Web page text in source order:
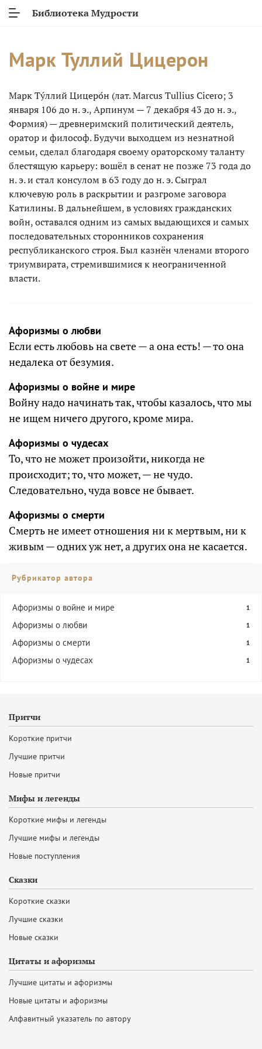
Библиотека Мудрости
Марк Туллий Цицерон
Марк Ту́ллий Цицеро́н (лат. Marcus Tullius Cicero; 3
января 106 до н. э., Арпинум — 7 декабря 43 до н. э.,
Формия) — древнеримский политический деятель,
оратор и философ. Будучи выходцем из незнатной
семьи, сделал благодаря своему ораторскому таланту
блестящую карьеру: вошёл в сенат не позже 73 года до
н. э. и стал консулом в 63 году до н. э. Сыграл
ключевую роль в раскрытии и разгроме заговора
Катилины. В дальнейшем, в условиях гражданских
войн, оставался одним из самых выдающихся и самых
последовательных сторонников сохранения
республиканского строя. Был казнён членами второго
триумвирата, стремившимися к неограниченной
власти.
Афоризмы о любви
Если есть любовь на свете — а она есть! — то она
недалека от безумия.
Афоризмы о войне и мире
Войнy надо начинать так, чтобы казалось, что мы
не ищем ничего другого, кроме мира.
Афоризмы о чудесах
То, что не может произойти, никогда не
происходит; то, что может, — не чудо.
Следовательно, чуда вовсе не бывает.
Афоризмы о смерти
Смерть не имеет отношения ни к мертвым, ни к
живым — одних уж нет, а других она не касается.
Рубрикатор автора
Афоризмы о войне и мире 1
Афоризмы о любви 1
Афоризмы о смерти 1
Афоризмы о чудесах 1
Притчи
Короткие притчи
Лучшие притчи
Новые притчи
Мифы и легенды
Короткие мифы и легенды
Лучшие мифы и легенды
Новые поступления
Сказки
Короткие сказки
Лучшие сказки
Новые сказки
Цитаты и афоризмы
Лучшие цитаты и афоризмы
Новые цитаты и афоризмы
Алфавитный указатель по автору